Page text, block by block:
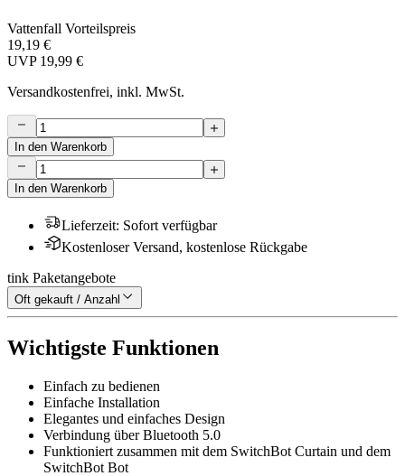
Vattenfall Vorteilspreis
19,19 €
UVP 19,99 €
Versandkostenfrei, inkl. MwSt.
In den Warenkorb
In den Warenkorb
Lieferzeit: Sofort verfügbar
Kostenloser Versand, kostenlose Rückgabe
tink Paketangebote
Oft gekauft / Anzahl
Wichtigste Funktionen
Einfach zu bedienen
Einfache Installation
Elegantes und einfaches Design
Verbindung über Bluetooth 5.0
Funktioniert zusammen mit dem SwitchBot Curtain und dem
SwitchBot Bot